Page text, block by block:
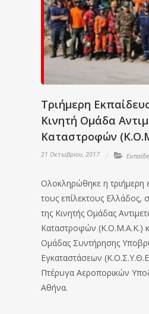
Τριήμερη
Κινητή Ομάδα
Καταστροφών
21 Οκτωβρίου, 2017
Ολοκληρώθηκε η τριήμερη
τους επίλεκτους Ελλάδος,
της Κινητής Ομάδας
Καταστροφών (Κ.Ο.Μ.Α.Κ.)
Ομάδας Συντήρησης
Εγκαταστάσεων
Πτέρυγα Αεροπορικών
Αθήνα.